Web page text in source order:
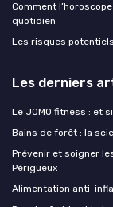
Comment
quotidien
Les risques
Les derniers
Le JOMO fitness : et
Bains de forêt : la
Prévenir et soigner
Périgueux
Alimentation anti-